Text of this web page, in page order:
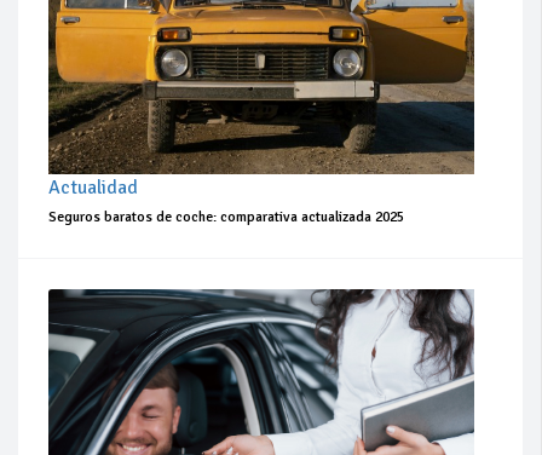
Actualidad
Seguros baratos de coche: comparativa actualizada 2025